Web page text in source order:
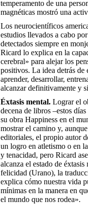
temperamento de una
magnéticas mostró una
Los neurocientíficos
estudios llevados a cabo
detectados siempre en
Ricard lo explica en la
cerebral» para alejar los
positivos. La idea detrás de
aprender, desarrollar,
alcanzar definitivamente y
Éxtasis mental. Lograr el
decena de libros –estos
su obra Happiness en el
mostrar el camino y,
editoriales, el propio autor
un logro en atletismo o en
y tenacidad, pero Ricard
alcanza el estado de
felicidad (Urano), la
explica cómo nuestra vida
mínimas en la manera en
el mundo que nos rodea».